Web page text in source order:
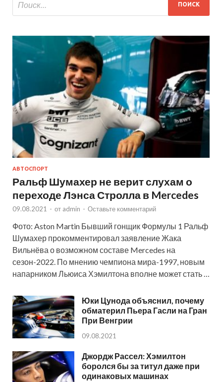
АВТОСПОРТ
Ральф Шумахер не верит слухам о
переходе Лэнса Стролла в Mercedes
09.08.2021 - от admin - Оставьте комментарий
Фото: Aston Martin Бывший гонщик Формулы 1 Ральф
Шумахер прокомментировал заявление Жака
Вильнёва о возможном составе Mercedes на
сезон-2022. По мнению чемпиона мира-1997, новым
напарником Льюиса Хэмилтона вполне может стать …
Юки Цунода объяснил, почему
обматерил Пьера Гасли на Гран
При Венгрии
09.08.2021
Джордж Рассел: Хэмилтон
боролся бы за титул даже при
одинаковых машинах